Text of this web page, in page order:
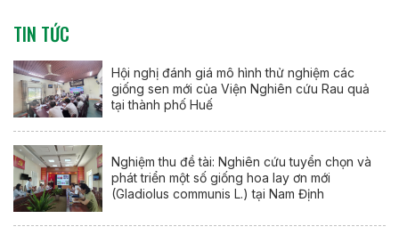
TIN TỨC
Hội nghị đánh giá mô hình thử nghiệm các
giống sen mới của Viện Nghiên cứu Rau quả
tại thành phố Huế
Nghiệm thu đề tài: Nghiên cứu tuyển chọn và
phát triển một số giống hoa lay ơn mới
(Gladiolus communis L.) tại Nam Định